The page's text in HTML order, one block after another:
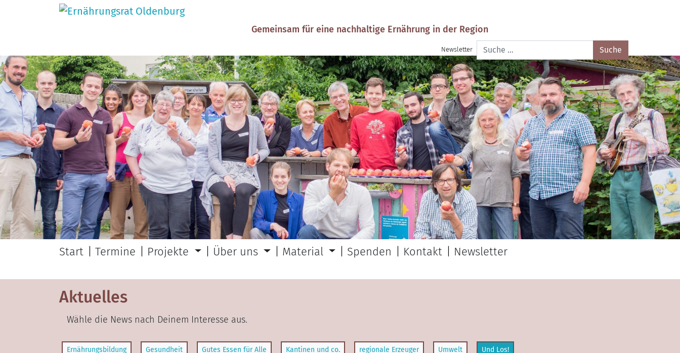
Gemeinsam für eine nachhaltige Ernährung in der Region
Newsletter
Suche
nach:
Start Termine Projekte Über uns Material Spenden Kontakt Newsletter
Aktuelles
Wähle die News nach Deinem Interesse aus.
Ernährungsbildung Gesundheit Gutes Essen für Alle Kantinen und co. regionale Erzeuger Umwelt Und Los!